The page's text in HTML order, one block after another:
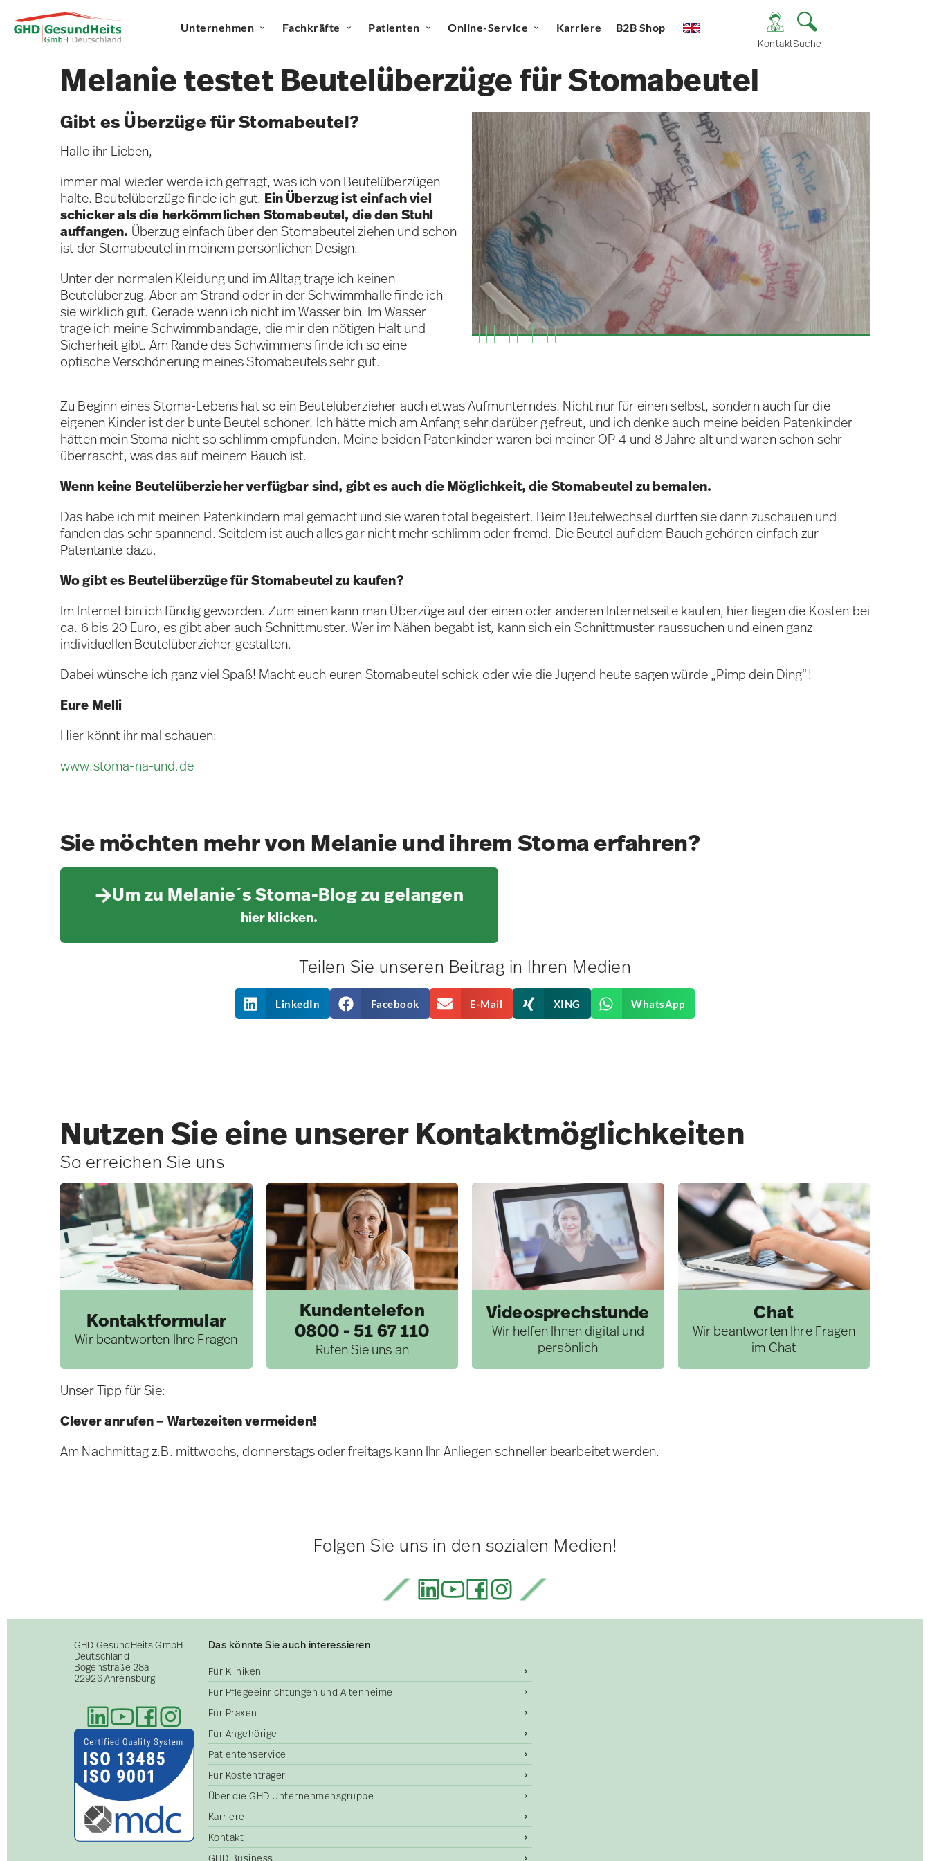
Unternehmen Fachkräfte Patienten Online-Service Karriere B2B Shop
KontaktSuche
Melanie testet Beutelüberzüge für Stomabeutel
Gibt es Überzüge für Stomabeutel?
Hallo ihr Lieben,
immer mal wieder werde ich gefragt, was ich von Beutelüberzügen
halte. Beutelüberzüge finde ich gut. Ein Überzug ist einfach viel
schicker als die herkömmlichen Stomabeutel, die den Stuhl
auffangen. Überzug einfach über den Stomabeutel ziehen und schon
ist der Stomabeutel in meinem persönlichen Design.
Unter der normalen Kleidung und im Alltag trage ich keinen
Beutelüberzug. Aber am Strand oder in der Schwimmhalle finde ich
sie wirklich gut. Gerade wenn ich nicht im Wasser bin. Im Wasser
trage ich meine Schwimmbandage, die mir den nötigen Halt und
Sicherheit gibt. Am Rande des Schwimmens finde ich so eine
optische Verschönerung meines Stomabeutels sehr gut.
Zu Beginn eines Stoma-Lebens hat so ein Beutelüberzieher auch etwas Aufmunterndes. Nicht nur für einen selbst, sondern auch für die
eigenen Kinder ist der bunte Beutel schöner. Ich hätte mich am Anfang sehr darüber gefreut, und ich denke auch meine beiden Patenkinder
hätten mein Stoma nicht so schlimm empfunden. Meine beiden Patenkinder waren bei meiner OP 4 und 8 Jahre alt und waren schon sehr
überrascht, was das auf meinem Bauch ist.
Wenn keine Beutelüberzieher verfügbar sind, gibt es auch die Möglichkeit, die Stomabeutel zu bemalen.
Das habe ich mit meinen Patenkindern mal gemacht und sie waren total begeistert. Beim Beutelwechsel durften sie dann zuschauen und
fanden das sehr spannend. Seitdem ist auch alles gar nicht mehr schlimm oder fremd. Die Beutel auf dem Bauch gehören einfach zur
Patentante dazu.
Wo gibt es Beutelüberzüge für Stomabeutel zu kaufen?
Im Internet bin ich fündig geworden. Zum einen kann man Überzüge auf der einen oder anderen Internetseite kaufen, hier liegen die Kosten bei
ca. 6 bis 20 Euro, es gibt aber auch Schnittmuster. Wer im Nähen begabt ist, kann sich ein Schnittmuster raussuchen und einen ganz
individuellen Beutelüberzieher gestalten.
Dabei wünsche ich ganz viel Spaß! Macht euch euren Stomabeutel schick oder wie die Jugend heute sagen würde „Pimp dein Ding“!
Eure Melli
Hier könnt ihr mal schauen:
www.stoma-na-und.de
Sie möchten mehr von Melanie und ihrem Stoma erfahren?
Um zu Melanie´s Stoma-Blog zu gelangen
hier klicken.
Teilen Sie unseren Beitrag in Ihren Medien
LinkedIn Facebook E-Mail XING WhatsApp
Nutzen Sie eine unserer Kontakt­möglichkeiten
So erreichen Sie uns
Kontaktformular
Wir beantworten Ihre Fragen
Kundentelefon
0800 - 51 67 110
Rufen Sie uns an
Videosprechstunde
Wir helfen Ihnen digital und
persönlich
Chat
Wir beantworten Ihre Fragen
im Chat
Unser Tipp für Sie:
Clever anrufen – Wartezeiten vermeiden!
Am Nachmittag z.B. mittwochs, donnerstags oder freitags kann Ihr Anliegen schneller bearbeitet werden.
Folgen Sie uns in den sozialen Medien!
GHD GesundHeits GmbH
Deutschland
Bogenstraße 28a
22926 Ahrensburg
Das könnte Sie auch interessieren
Für Kliniken
Für Pflegeeinrichtungen und Altenheime
Für Praxen
Für Angehörige
Patientenservice
Für Kostenträger
Über die GHD Unternehmensgruppe
Karriere
Kontakt
GHD Business